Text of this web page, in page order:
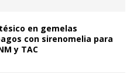
en gemelas
con sirenomelia para
y TAC